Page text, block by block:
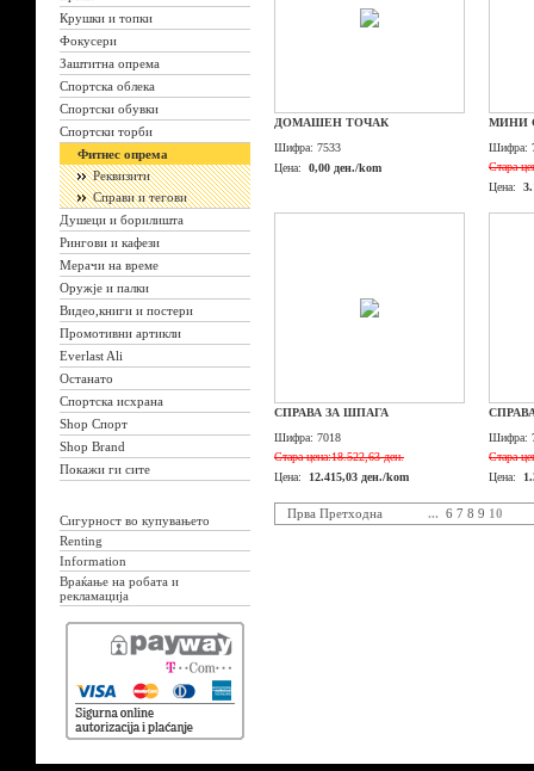
Крушки и топки
Фокусери
Заштитна опрема
Спортска облека
Спортски обувки
Спортски торби
Фитнес опрема
Реквизити
Справи и тегови
Душеци и борилишта
Рингови и кафези
Мерачи на време
Оружје и палки
Видео,книги и постери
Промотивни артикли
Everlast Ali
Останато
Спортска исхрана
Shop Спорт
Shop Brand
Покажи ги сите
Сигурност во купувањето
Renting
Information
Враќање на робата и
рекламација
ДОМАШЕН ТОЧАК
Шифра: 7533
Цена:
0,00 ден./kom
МИНИ
Шифра:
Стара
Цена:
СПРАВА ЗА ШПАГА
Шифра: 7018
Стара цена:18.522,63 ден.
Цена:
12.415,03 ден./kom
Шифра:
Стара
Цена:
Прва Претходна ... 6 7 8 9 10